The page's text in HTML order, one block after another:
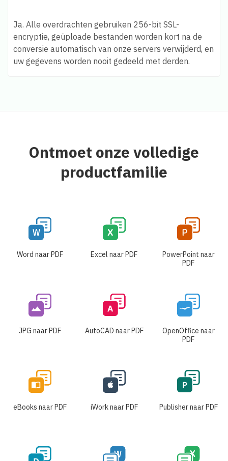
Ja. Alle overdrachten gebruiken 256-bit SSL-
encryptie, geüploade bestanden worden kort na de
conversie automatisch van onze servers verwijderd, en
uw gegevens worden nooit gedeeld met derden.
Ontmoet onze volledige
productfamilie
Word naar PDF Excel naar PDF
PowerPoint naar
PDF
JPG naar PDF AutoCAD naar PDF
OpenOffice naar
PDF
eBooks naar PDF iWork naar PDF Publisher naar PDF